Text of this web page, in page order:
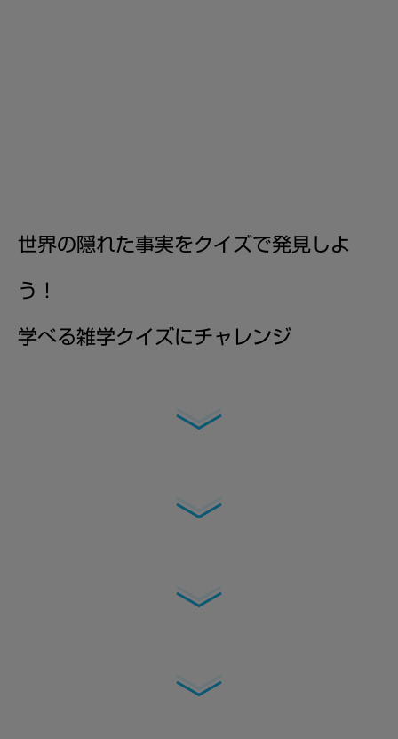
世界の隠れた事実をクイズで発見しよ
う！
学べる雑学クイズにチャレンジ